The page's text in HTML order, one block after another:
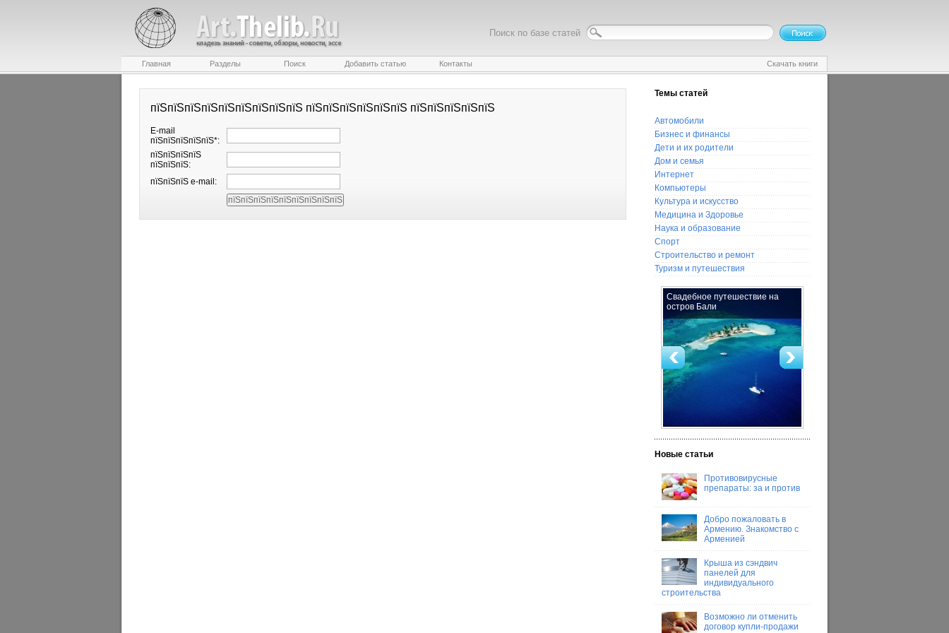
Поиск по базе статей
Главная Разделы Поиск Добавить статью Контакты Скачать книги
пїЅпїЅпїЅпїЅпїЅпїЅпїЅпїЅпїЅ пїЅпїЅпїЅпїЅпїЅпїЅ пїЅпїЅпїЅпїЅпїЅ
E-mail
пїЅпїЅпїЅпїЅпїЅ*:
пїЅпїЅпїЅпїЅ
пїЅпїЅпїЅ:
пїЅпїЅпїЅ e-mail:
Темы статей
Автомобили
Бизнес и финансы
Дети и их родители
Дом и семья
Интернет
Компьютеры
Культура и искусство
Медицина и Здоровье
Наука и образование
Спорт
Строительство и ремонт
Туризм и путешествия
Свадебное путешествие на
остров Бали
Новые статьи
Противовирусные
препараты: за и против
Добро пожаловать в
Армению. Знакомство с
Арменией
Крыша из сэндвич
панелей для
индивидуального
строительства
Возможно ли отменить
договор купли-продажи